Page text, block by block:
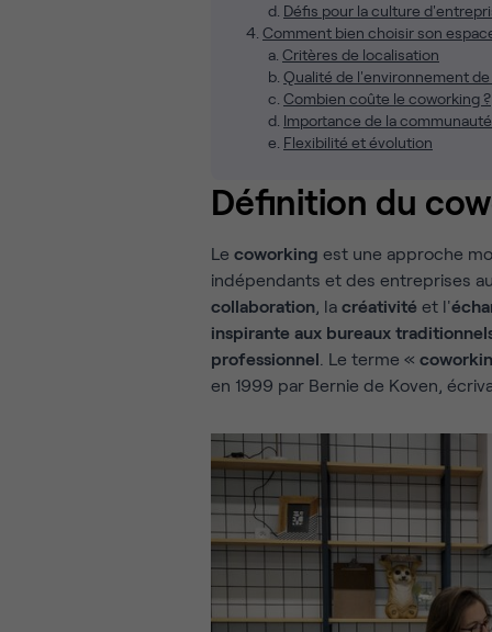
d. Défis pour la culture
4. Comment bien choisir son
a. Critères de localisation
b. Qualité de l'environnement de
c. Combien coûte le coworking ?
d. Importance de la communauté
e. Flexibilité et évolution
Définition du
Le coworking est une approche
indépendants et des entreprises
collaboration, la créativité et l'
inspirante aux bureaux
professionnel . Le terme «
en 1999 par Bernie de Koven,